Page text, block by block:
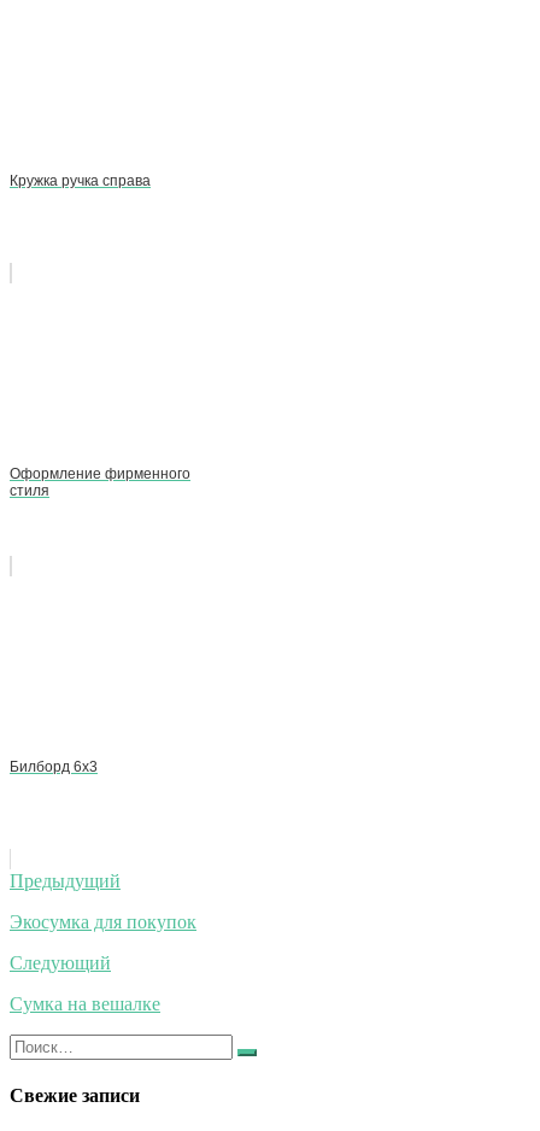
Кружка ручка справа
Оформление фирменного
стиля
Билборд 6х3
Навигация
по
записям
Предыдущий
Экосумка для покупок
Следующий
Сумка на вешалке
Искать:
Найти
Свежие записи